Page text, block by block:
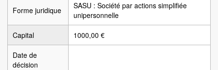
Forme juridique
SASU : Société par actions simplifiée
unipersonnelle
Capital 1000,00 €
Date de
décision